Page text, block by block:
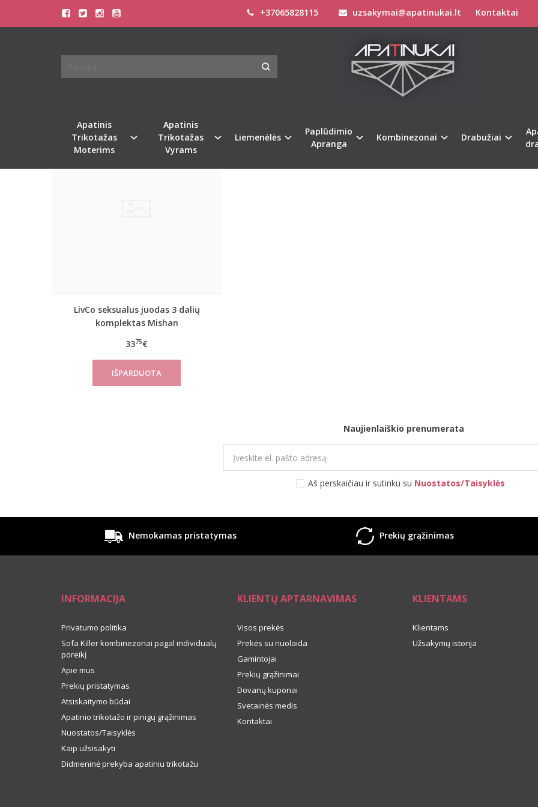
+37065828115 uzsakymai@apatinukai.lt Kontaktai
Apatinis
Trikotažas
Moterims
Apatinis
Trikotažas
Vyrams
Liemenėlės
Paplūdimio
Apranga
Kombinezonai Drabužiai
PREKIŲ PAIEŠKA - MISHAN
Naujiena Populiari
LivCo seksualus juodas 3 dalių
komplektas Mishan
3375€
Naujienlaiškio prenumerata
Aš perskaičiau ir sutinku su Nuostatos/Taisyklės
Nemokamas pristatymas Prekių grąžinimas
INFORMACIJA
Privatumo politika
Sofa Killer kombinezonai pagal individualų
poreikį
Apie mus
Prekių pristatymas
Atsiskaitymo būdai
Apatinio trikotažo ir pinigų grąžinimas
Nuostatos/Taisyklės
Kaip užsisakyti
Didmeninė prekyba apatiniu trikotažu
KLIENTŲ APTARNAVIMAS
Visos prekės
Prekės su nuolaida
Gamintojai
Prekių grąžinimai
Dovanų kuponai
Svetainės medis
Kontaktai
KLIENTAMS
Klientams
Užsakymų istorija